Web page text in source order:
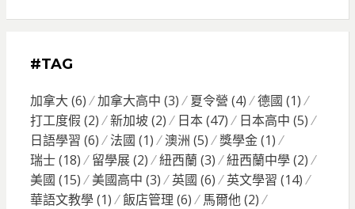
#TAG
加拿大 (6) 加拿大高中 (3) 夏令營 (4) 德國 (1)
打工度假 (2) 新加坡(2) 日本(47) 日本高中 (5)
日語學習 (6) 法國 (1) 澳洲 (5) 獎學金(1)
瑞士(18) 留學展(2) 紐西蘭(3) 紐西蘭中學(2)
美國 (15) 美國高中 (3) 英國 (6) 英文學習 (14)
華語文教學(1) 飯店管理 (6) 馬爾他(2)